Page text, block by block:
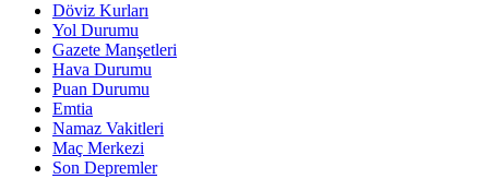
Döviz Kurları
Yol Durumu
Gazete Manşetleri
Hava Durumu
Puan Durumu
Emtia
Namaz Vakitleri
Maç Merkezi
Son Depremler